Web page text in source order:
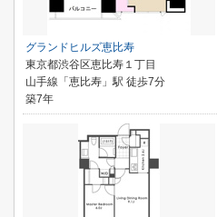
グランドヒルズ恵比寿
東京都渋谷区恵比寿１丁目
山手線「恵比寿」駅 徒歩7分
築7年